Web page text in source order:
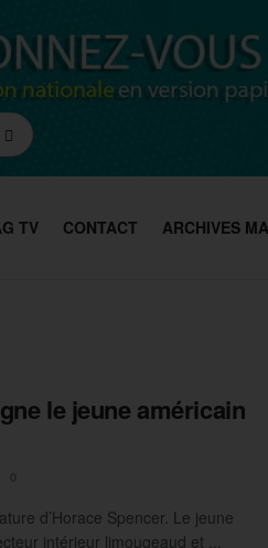
TV CONTACT ARCHIVES
le jeune américain
d’Horace Spencer. Le jeune
intérieur limougeaud et ...